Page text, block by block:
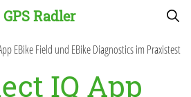
GPS Radler
EBike Field und EBike Diagnostics im Praxistest
IQ App